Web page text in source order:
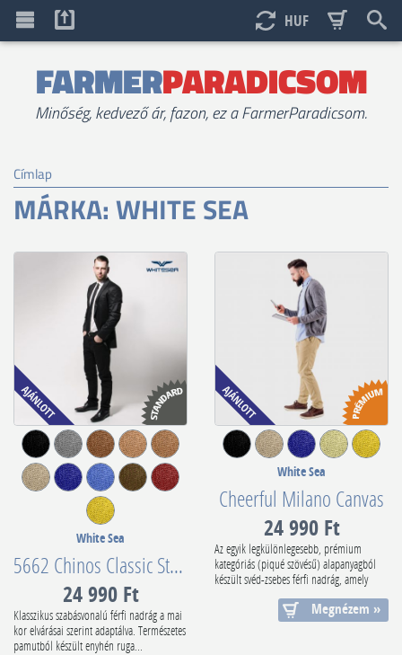
HUF
FARMERPARADICSOM
Minőség, kedvező ár, fazon, ez a FarmerParadicsom.
Címlap
MÁRKA: WHITE SEA
White Sea
5662 Chinos Classic Stretch Cheerful
24 990 Ft
Klasszikus szabásvonalú férfi nadrág a mai
kor elvárásai szerint adaptálva. Természetes
pamutból készült enyhén ruga...
White Sea
Cheerful Milano Canvas
24 990 Ft
Az egyik legkülönlegesebb, prémium
kategóriás (piqué szövésű) alapanyagból
készült svéd-zsebes férfi nadrág, amely
Megnézem »